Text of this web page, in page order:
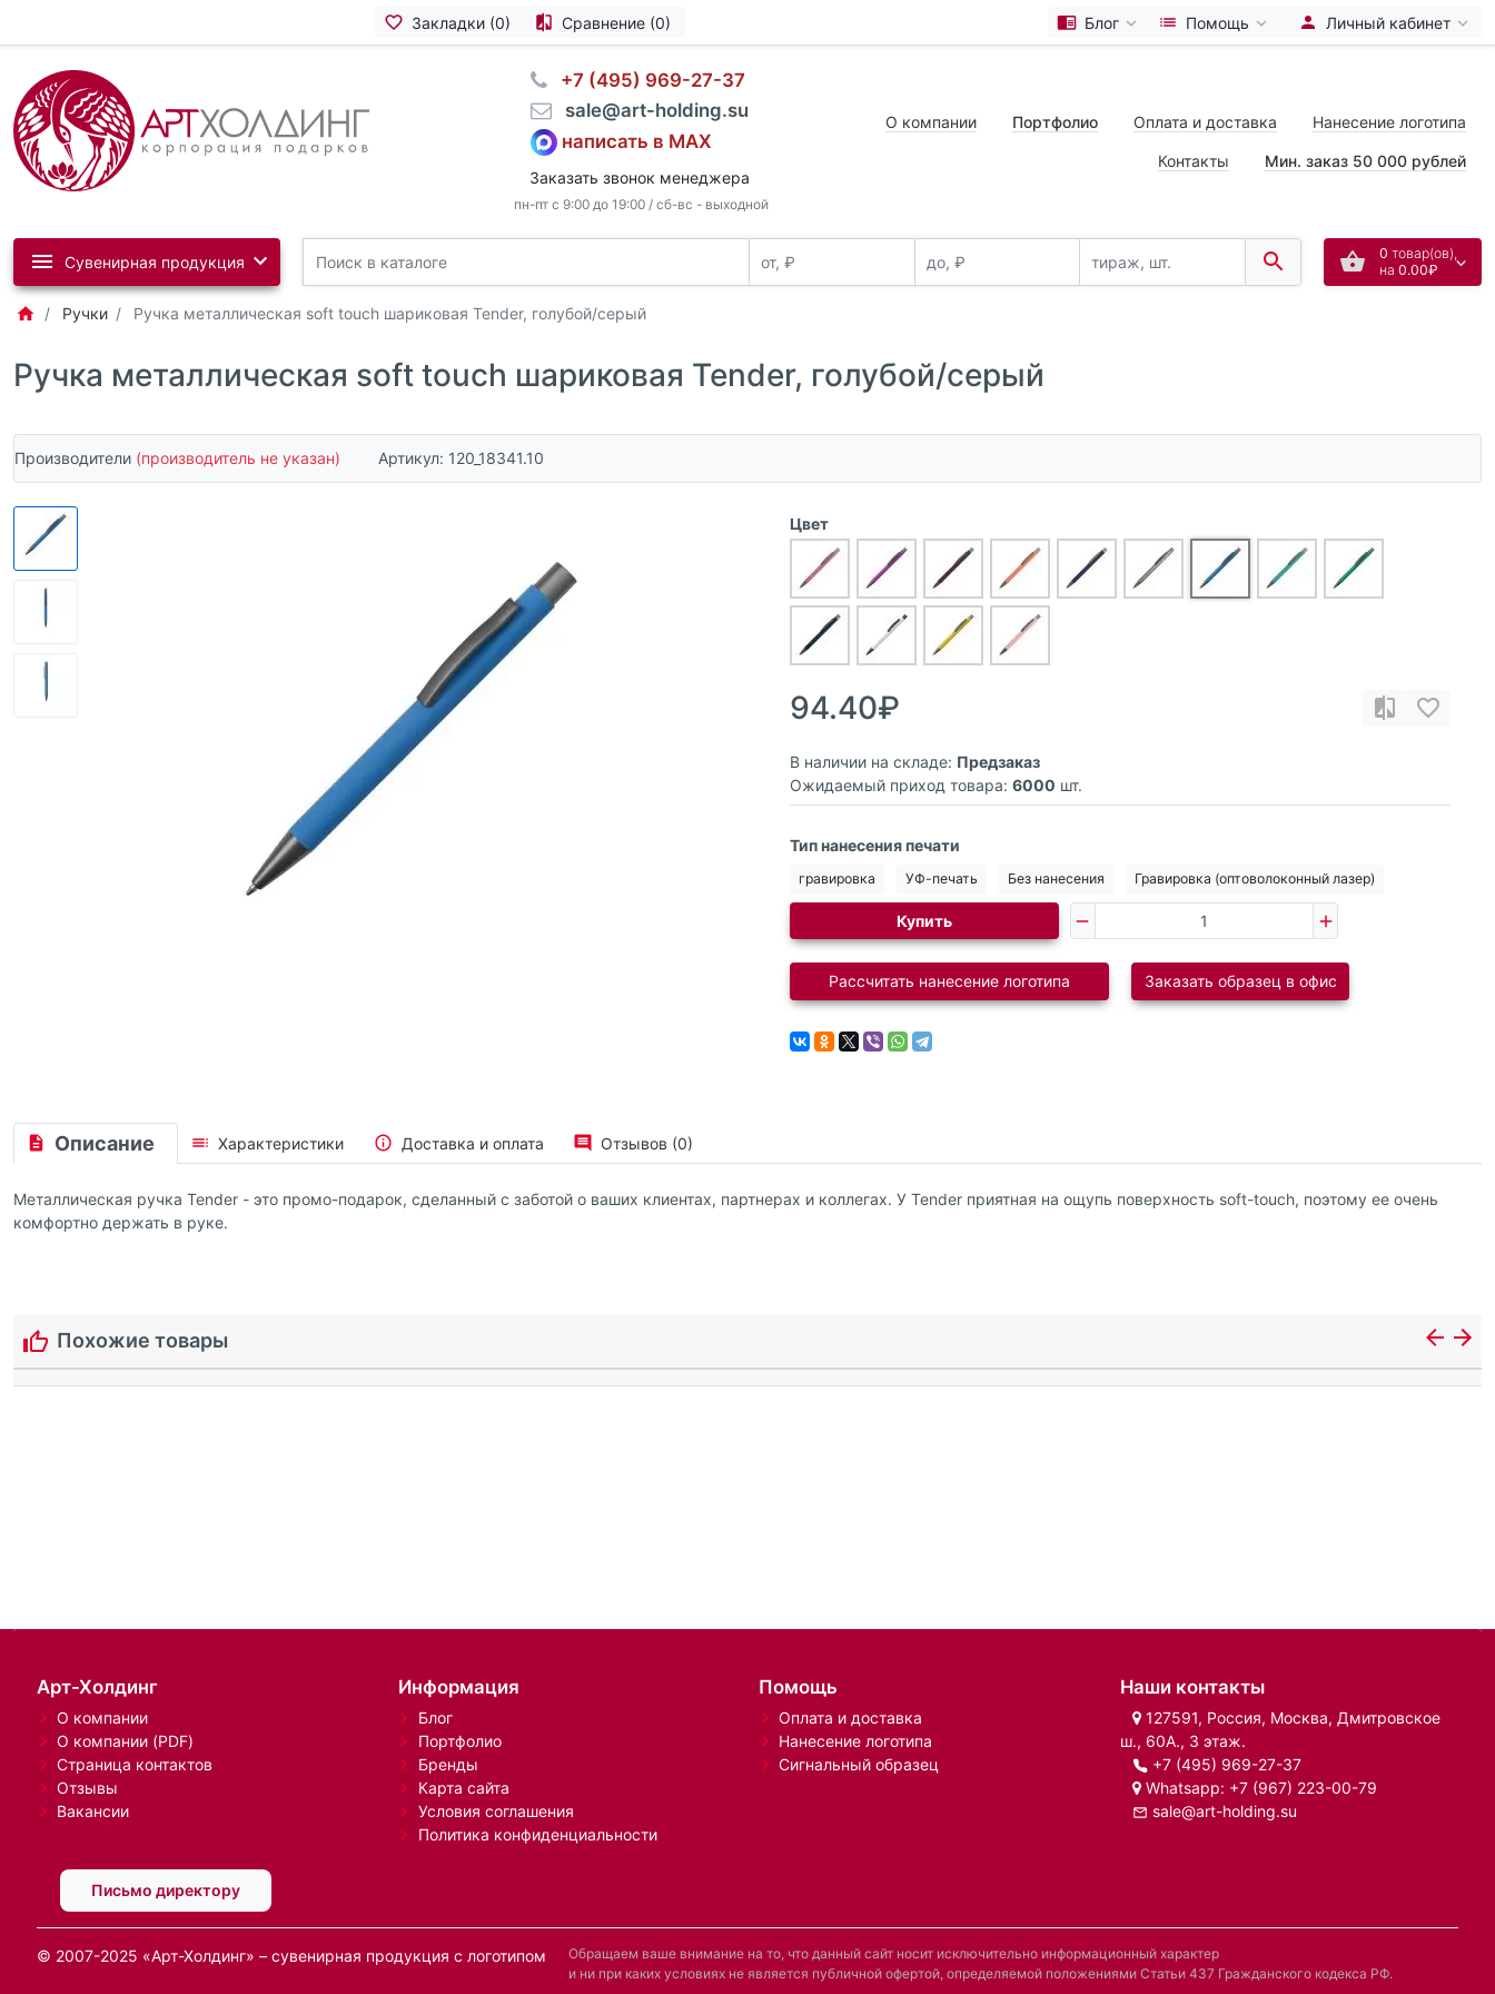
Закладки (0) Сравнение (0) Блог Помощь Личный кабинет
⠀+7 (495) 969-27-37
⠀sale@art-holding.su
написать в MAX
Заказать звонок менеджера
пн-пт с 9:00 до 19:00 / сб-вс - выходной
О компании Портфолио Оплата и доставка Нанесение логотипа
Контакты Мин. заказ 50 000 рублей
0 товар(ов),
на 0.00₽
Сувенирная продукция
Ручки Ручка металлическая soft touch шариковая Tender, голубой/серый
Ручка металлическая soft touch шариковая Tender, голубой/серый
Производители (производитель не указан) Артикул: 120_18341.10
Цвет
94.40₽
В наличии на складе: Предзаказ
Ожидаемый приход товара: 6000 шт.
Тип нанесения печати
гравировка УФ-печать Без нанесения Гравировка (оптоволоконный лазер)
Купить
Рассчитать нанесение логотипа Заказать образец в офис
Описание Характеристики Доставка и оплата Отзывов (0)
Металлическая ручка Tender - это промо-подарок, сделанный с заботой о ваших клиентах, партнерах и коллегах. У Tender приятная на ощупь поверхность soft-touch, поэтому ее очень
комфортно держать в руке.
Похожие товары
Арт-Холдинг
О компании
О компании (PDF)
Страница контактов
Отзывы
Вакансии
Письмо директору
Информация
Блог
Портфолио
Бренды
Карта сайта
Условия соглашения
Политика конфиденциальности
Помощь
Оплата и доставка
Нанесение логотипа
Сигнальный образец
Наши контакты
127591, Россия, Москва, Дмитровское
ш., 60А., 3 этаж.
+7 (495) 969-27-37
Whatsapp: +7 (967) 223-00-79
sale@art-holding.su
© 2007-2025 «Арт-Холдинг» – сувенирная продукция с логотипом
Обращаем ваше внимание на то, что данный сайт носит исключительно информационный характер
и ни при каких условиях не является публичной офертой, определяемой положениями Статьи 437 Гражданского кодекса РФ.